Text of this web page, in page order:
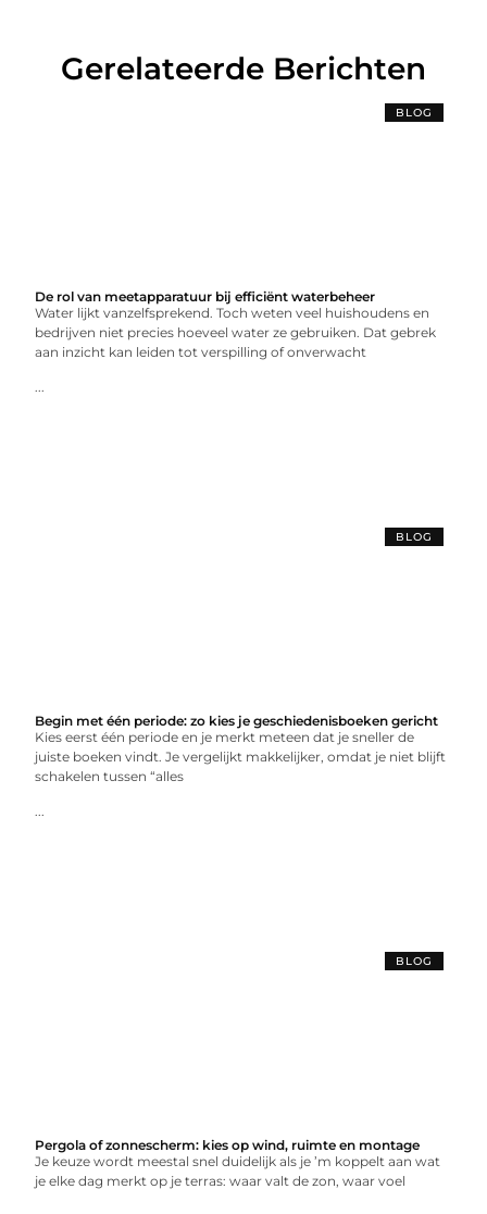
Gerelateerde Berichten
BLOG
De rol van meetapparatuur bij efficiënt waterbeheer
Water lijkt vanzelfsprekend. Toch weten veel huishoudens en
bedrijven niet precies hoeveel water ze gebruiken. Dat gebrek
aan inzicht kan leiden tot verspilling of onverwacht
...
BLOG
Begin met één periode: zo kies je geschiedenisboeken gericht
Kies eerst één periode en je merkt meteen dat je sneller de
juiste boeken vindt. Je vergelijkt makkelijker, omdat je niet blijft
schakelen tussen “alles
...
BLOG
Pergola of zonnescherm: kies op wind, ruimte en montage
Je keuze wordt meestal snel duidelijk als je ’m koppelt aan wat
je elke dag merkt op je terras: waar valt de zon, waar voel